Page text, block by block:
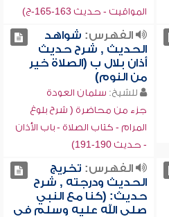
المواقيت - حديث 163-165-ج)
الفهرس: شواهد
الحديث , شرح حديث
أذان بلال ب (الصلاة خير
من النوم)
للشيخ: سلمان العودة
جزء من محاضرة ( شرح بلوغ
المرام - كتاب الصلاة - باب الأذان
- حديث 190-191)
الفهرس: تخريج
الحديث ودرجته , شرح
حديث: (كنا مع النبي
صلى الله عليه وسلم في